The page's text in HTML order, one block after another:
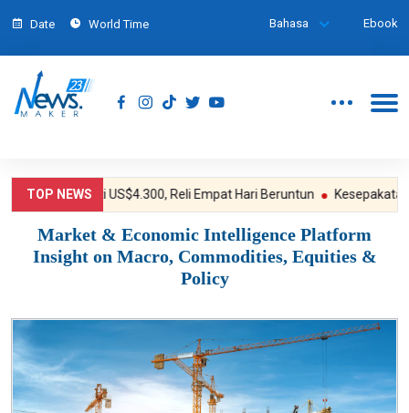
Date World Time Bahasa Ebook
TOP NEWS
Emas Dekati US$4.300, Reli Empat Hari Beruntun Kesepakatan
Market & Economic Intelligence Platform
Insight on Macro, Commodities, Equities &
Policy